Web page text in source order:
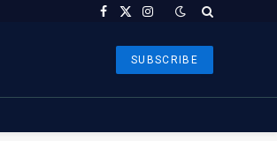
Facebook
X
Instagram
SUBSCRIBE